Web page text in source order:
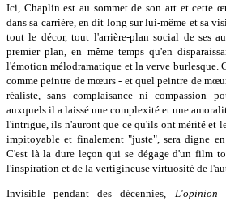
Ici, Chaplin est au sommet de son art et cette
dans sa carrière, en dit long sur lui-même et sa
tout le décor, tout l'arrière-plan social de ses
premier plan, en même temps qu'en
l'émotion mélodramatique et la verve burlesque.
comme peintre de mœurs - et quel peintre de
réaliste, sans complaisance ni compassion
auxquels il a laissé une complexité et une
l'intrigue, ils n'auront que ce qu'ils ont mérité et
impitoyable et finalement "juste", sera digne
C'est là la dure leçon qui se dégage d'un film
l'inspiration et de la vertigineuse virtuosité de
Invisible pendant des décennies, L'opinion